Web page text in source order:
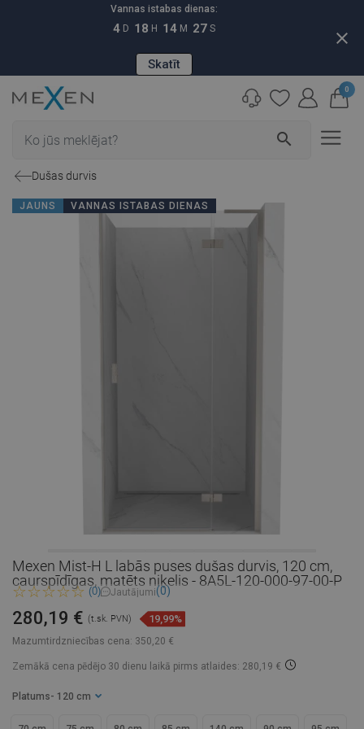
Vannas istabas dienas:
4 D 18 H 14 M 26 S
Skatīt
close
search
0
Dušas durvis
JAUNS VANNAS ISTABAS DIENAS
Mexen Mist-H L labās puses dušas durvis, 120 cm,
caurspīdīgas, matēts niķelis - 8A5L-120-000-97-00-P
(0) Jautājumi(0)
Mazumtirdzniecības cena: 350,20 €
280,19 € (t.sk. PVN) 19,99%
Zemākā cena pēdējo 30 dienu laikā pirms atlaides: 280,19 €
Platums - 120 cm